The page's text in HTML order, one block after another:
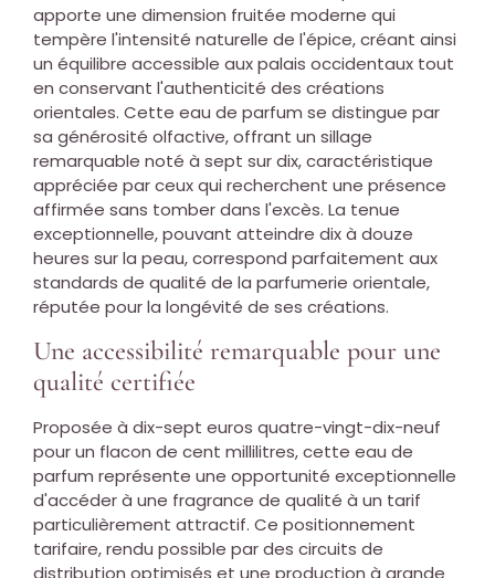
apporte une dimension fruitée moderne qui
tempère l'intensité naturelle de l'épice, créant ainsi
un équilibre accessible aux palais occidentaux tout
en conservant l'authenticité des créations
orientales. Cette eau de parfum se distingue par
sa générosité olfactive, offrant un sillage
remarquable noté à sept sur dix, caractéristique
appréciée par ceux qui recherchent une présence
affirmée sans tomber dans l'excès. La tenue
exceptionnelle, pouvant atteindre dix à douze
heures sur la peau, correspond parfaitement aux
standards de qualité de la parfumerie orientale,
réputée pour la longévité de ses créations.
Une accessibilité remarquable pour une
qualité certifiée
Proposée à dix-sept euros quatre-vingt-dix-neuf
pour un flacon de cent millilitres, cette eau de
parfum représente une opportunité exceptionnelle
d'accéder à une fragrance de qualité à un tarif
particulièrement attractif. Ce positionnement
tarifaire, rendu possible par des circuits de
distribution optimisés et une production à grande